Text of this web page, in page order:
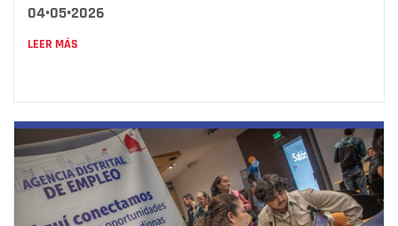
04•05•2026
LEER MÁS